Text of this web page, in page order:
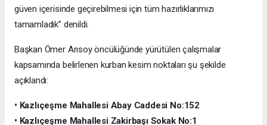
güven içerisinde geçirebilmesi için tüm hazırlıklarımızı
tamamladık” denildi.
Başkan Ömer Arısoy öncülüğünde yürütülen çalışmalar
kapsamında belirlenen kurban kesim noktaları şu şekilde
açıklandı:
• Kazlıçeşme Mahallesi Abay Caddesi No:152
• Kazlıçeşme Mahallesi Zakirbaşı Sokak No:1